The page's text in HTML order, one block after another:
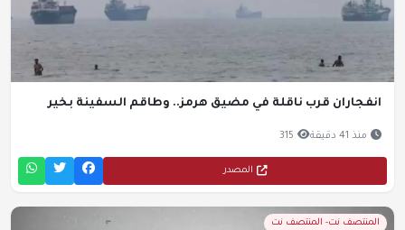
انفجاران قرب ناقلة في مضيق هرمز.. وطاقم السفينة بخير
منذ 41 دقيقة 315
المصدر
المنتصف نت- المنتصف نت